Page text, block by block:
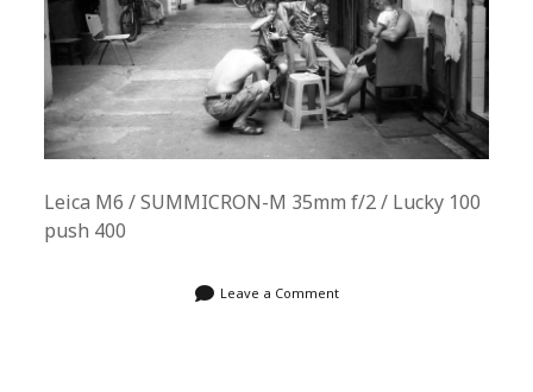
Leica M6 / SUMMICRON-M 35mm f/2 / Lucky 100
push 400
Leave a Comment